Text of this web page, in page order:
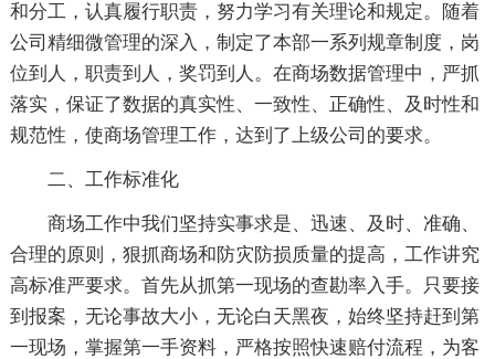
和分工，认真履行职责，努力学习有关理论和规定。随着
公司精细微管理的深入，制定了本部一系列规章制度，岗
位到人，职责到人，奖罚到人。在商场数据管理中，严抓
落实，保证了数据的真实性、一致性、正确性、及时性和
规范性，使商场管理工作，达到了上级公司的要求。
二、工作标准化
商场工作中我们坚持实事求是、迅速、及时、准确、
合理的原则，狠抓商场和防灾防损质量的提高，工作讲究
高标准严要求。首先从抓第一现场的查勘率入手。只要接
到报案，无论事故大小，无论白天黑夜，始终坚持赶到第
一现场，掌握第一手资料，严格按照快速赔付流程，为客